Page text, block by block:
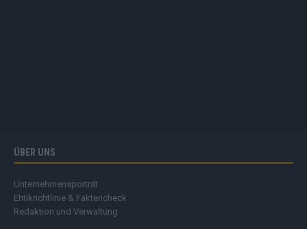
ÜBER UNS
Unternehmensporträt
Ehtikrichtlinie & Faktencheck
Redaktion und Verwaltung